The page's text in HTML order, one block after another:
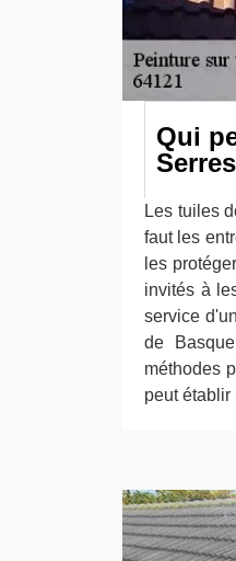
Qui
Les tuiles
faut les
les
invités à
service
de
méthodes
peut établir